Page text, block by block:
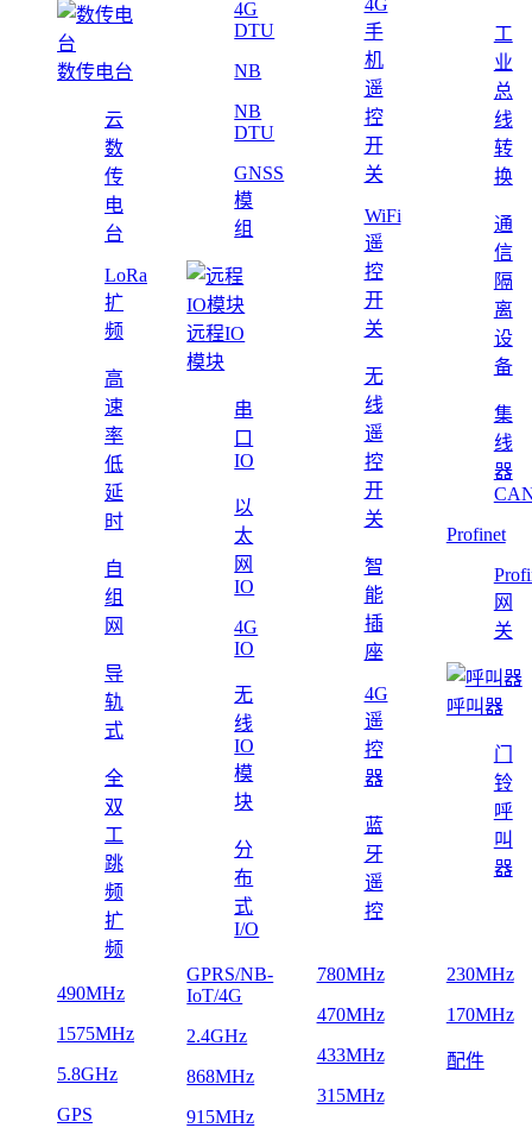
数传电台
云
数
传
电
台
LoRa
扩
频
高
速
率
低
延
时
自
组
网
导
轨
式
全
双
工
跳
频
扩
频
4G
DTU
NB
NB
DTU
GNSS
模
组
远程IO
模块
串
口
IO
以
太
网
IO
4G
IO
无
线
IO
模
块
分
布
式
I/O
手
机
遥
控
开
关
WiFi
遥
控
开
关
无
线
遥
控
开
关
智
能
插
座
4G
遥
控
器
蓝
牙
遥
控
工
业
总
线
转
换
通
信
隔
离
设
备
集
线
器
Profinet
网
关
呼叫器
门
铃
呼
叫
器
490MHz
1575MHz
5.8GHz
GPS
GPRS/NB-
IoT/4G
2.4GHz
868MHz
915MHz
780MHz
470MHz
433MHz
315MHz
230MHz
170MHz
配件